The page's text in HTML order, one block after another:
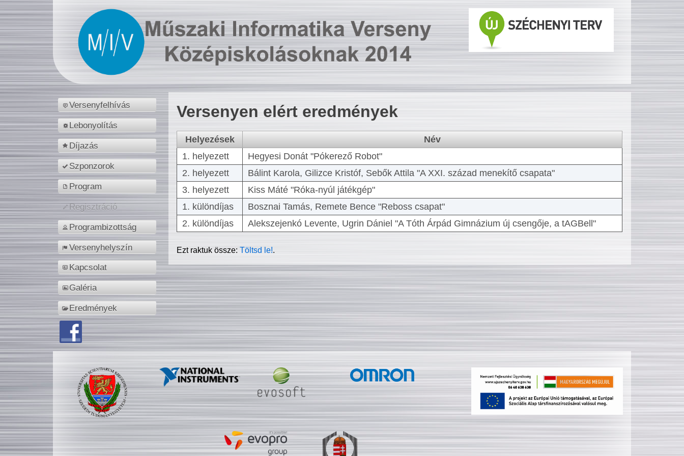
Versenyfelhívás
Lebonyolítás
Díjazás
Szponzorok
Program
Regisztráció
Programbizottság
Versenyhelyszín
Kapcsolat
Galéria
Eredmények
Versenyen elért eredmények
Helyezések
Név
1. helyezett
Hegyesi Donát "Pókerező Robot"
2. helyezett
Bálint Karola, Gilizce Kristóf, Sebők Attila "A XXI. század menekítő csapata"
3. helyezett
Kiss Máté "Róka-nyúl játékgép"
1. különdíjas
Bosznai Tamás, Remete Bence "Reboss csapat"
2. különdíjas
Alekszejenkó Levente, Ugrin Dániel "A Tóth Árpád Gimnázium új csengője, a tAGBell"
Ezt raktuk össze:Töltsd le!.